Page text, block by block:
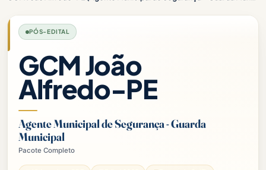
PÓS-EDITAL
GCM João
Alfredo-PE
Agente Municipal de Segurança - Guarda
Municipal
Pacote Completo